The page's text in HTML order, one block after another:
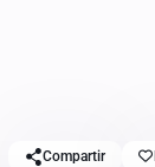
Compartir